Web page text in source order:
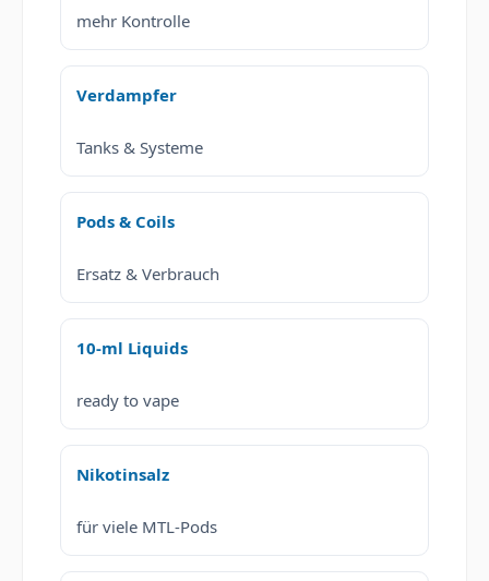
mehr Kontrolle
Verdampfer
Tanks & Systeme
Pods & Coils
Ersatz & Verbrauch
10-ml Liquids
ready to vape
Nikotinsalz
für viele MTL-Pods